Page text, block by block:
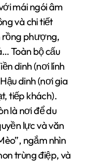
mái ngói âm
và chi tiết
rồng phượng,
Toàn bộ cấu
dinh (nơi lính
dinh (nơi gia
tiếp khách).
là nơi để du
lực và văn
ngắm nhìn
trùng điệp, và